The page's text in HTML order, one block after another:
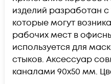
изделий разработан
которые могут
рабочих мест в
используется для
стыков. Аксессуар
каналами 90х50 мм.